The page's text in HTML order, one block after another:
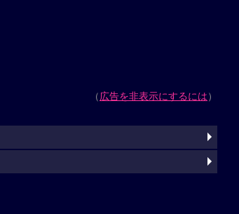
（広告を非表示にするには）